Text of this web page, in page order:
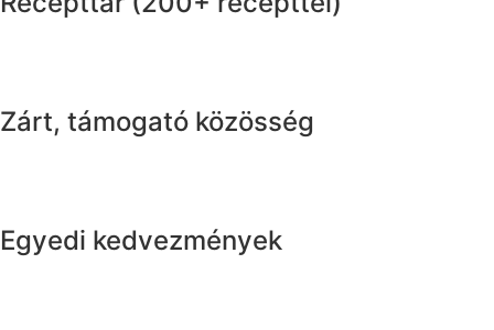
Zárt, támogató közösség
Egyedi kedvezmények